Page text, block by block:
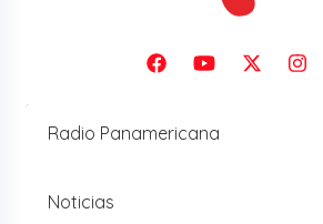
Radio Panamericana
Noticias